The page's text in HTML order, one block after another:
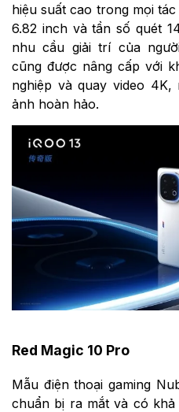
hiệu suất cao trong mọi
6.82 inch và tần số quét
nhu cầu giải trí của
cũng được nâng cấp với
nghiệp và quay video 4K,
ảnh hoàn hảo.
Red Magic 10 Pro
Mẫu điện thoại gaming
chuẩn bị ra mắt và có